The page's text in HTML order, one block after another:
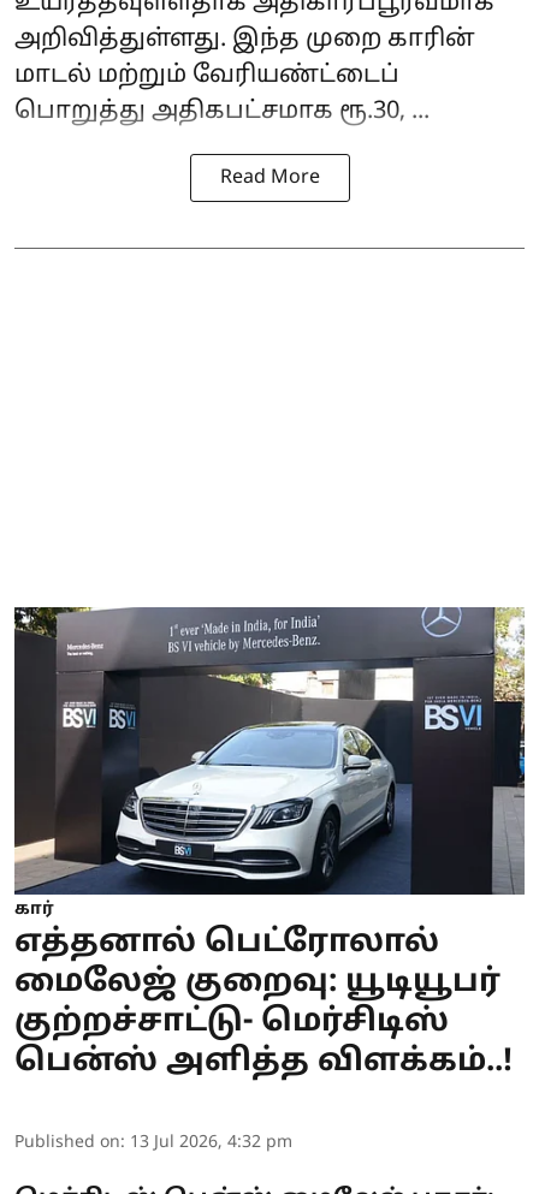
அறிவித்துள்ளது. இந்த முறை காரின்
மாடல் மற்றும் வேரியண்ட்டைப்
பொறுத்து அதிகபட்சமாக ரூ.30, ...
Read More
கார்
எத்தனால் பெட்ரோலால்
மைலேஜ் குறைவு: யூடியூபர்
குற்றச்சாட்டு- மெர்சிடிஸ்
பென்ஸ் அளித்த விளக்கம்..!
Published on: 13 Jul 2026, 4:32 pm